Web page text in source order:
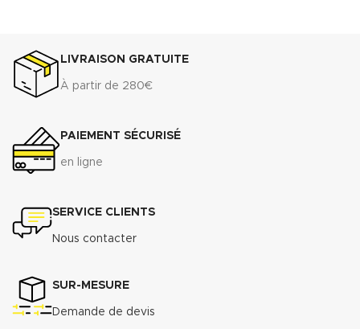
LIVRAISON GRATUITE
À partir de 280€
PAIEMENT SÉCURISÉ
en ligne
SERVICE CLIENTS
Nous contacter
SUR-MESURE
Demande de devis